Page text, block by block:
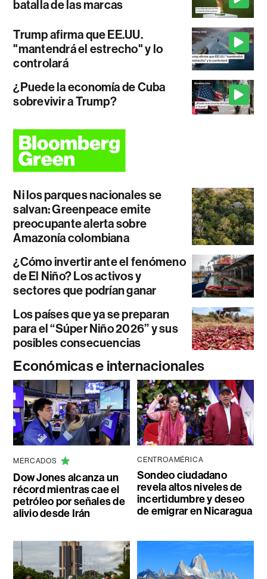
batalla de las marcas
Trump afirma que EE.UU.
"mantendrá el estrecho" y lo
controlará
¿Puede la economía de Cuba
sobrevivir a Trump?
Ni los parques nacionales se
salvan: Greenpeace emite
preocupante alerta sobre
Amazonía colombiana
¿Cómo invertir ante el fenómeno
de El Niño? Los activos y
sectores que podrían ganar
Los países que ya se preparan
para el “Súper Niño 2026” y sus
posibles consecuencias
Económicas e internacionales
MERCADOS
Dow Jones alcanza un
récord mientras cae el
petróleo por señales de
alivio desde Irán
CENTROAMÉRICA
Sondeo ciudadano
revela altos niveles de
incertidumbre y deseo
de emigrar en Nicaragua